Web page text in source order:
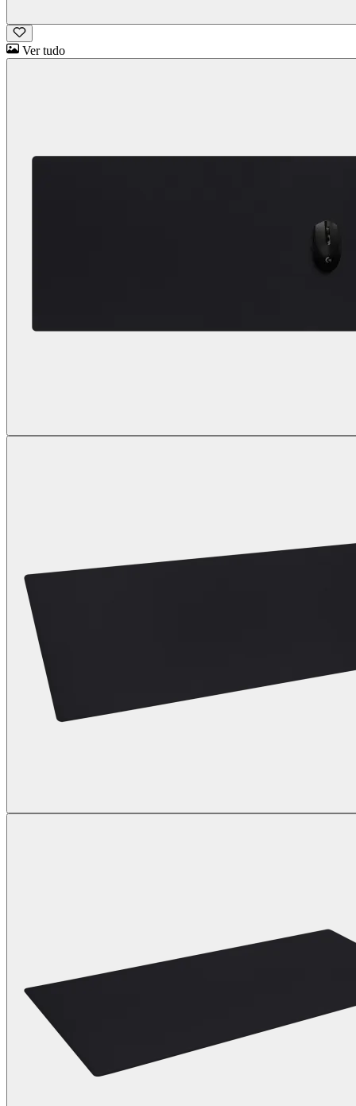
Ver tudo